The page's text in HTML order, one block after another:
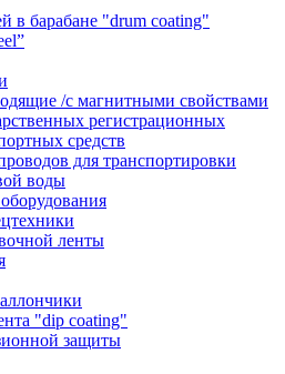
в барабане "drum coating"
/с магнитными свойствами
регистрационных
средств
для транспортировки
воды
ленты
"dip coating"
защиты